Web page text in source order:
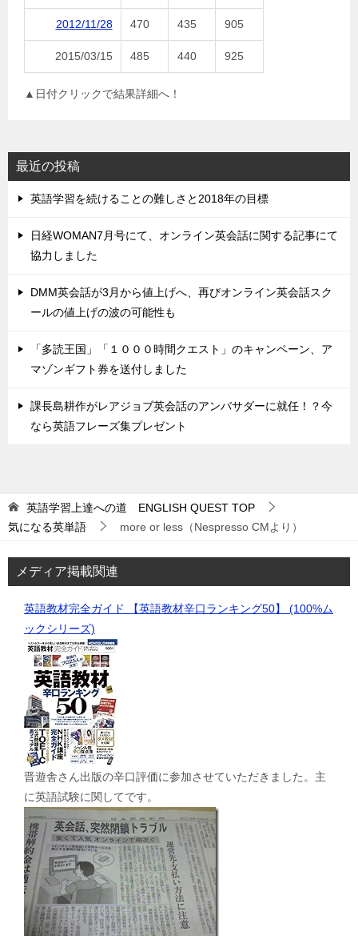
2012/11/28 470 435 905
2015/03/15 485 440 925
▲日付クリックで結果詳細へ！
最近の投稿
英語学習を続けることの難しさと2018年の目標
日経WOMAN7月号にて、オンライン英会話に関する記事にて
協力しました
DMM英会話が3月から値上げへ、再びオンライン英会話スク
ールの値上げの波の可能性も
「多読王国」「１０００時間クエスト」のキャンペーン、ア
マゾンギフト券を送付しました
課長島耕作がレアジョブ英会話のアンバサダーに就任！？今
なら英語フレーズ集プレゼント
英語学習上達への道 ENGLISH QUEST TOP
気になる英単語
more or less（Nespresso CMより）
メディア掲載関連
英語教材完全ガイド 【英語教材辛口ランキング50】 (100%ム
ックシリーズ)
晋遊舎さん出版の辛口評価に参加させていただきました。主
に英語試験に関してです。